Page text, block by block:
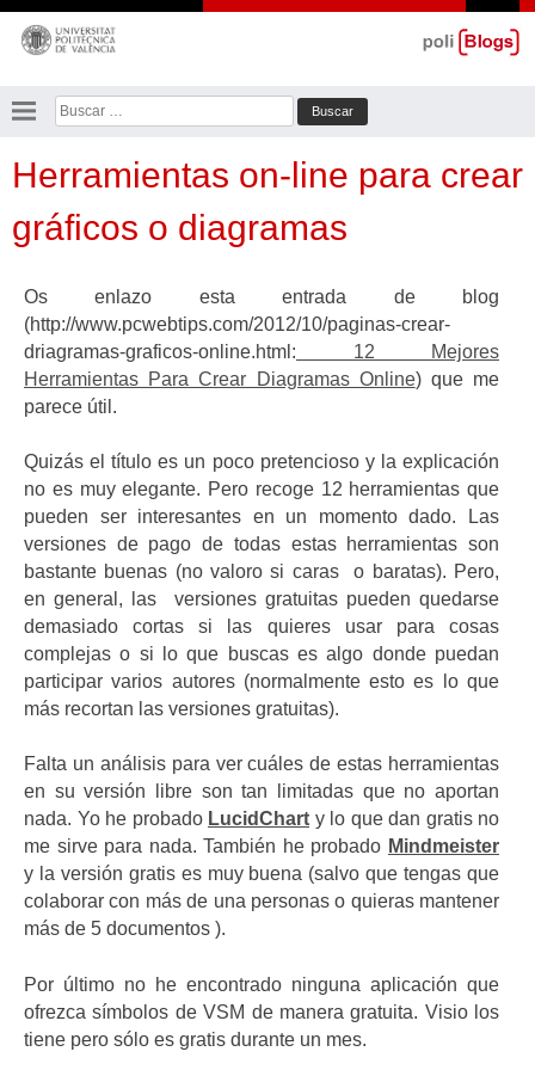
Saltar
contenido
Buscar:
Herramientas on-line para crear
gráficos o diagramas
Os enlazo esta entrada de blog
(http://www.pcwebtips.com/2012/10/paginas-crear-
driagramas-graficos-online.html: 12 Mejores
Herramientas Para Crear Diagramas Online) que me
parece útil.
Quizás el título es un poco pretencioso y la explicación
no es muy elegante. Pero recoge 12 herramientas que
pueden ser interesantes en un momento dado. Las
versiones de pago de todas estas herramientas son
bastante buenas (no valoro si caras o baratas). Pero,
en general, las versiones gratuitas pueden quedarse
demasiado cortas si las quieres usar para cosas
complejas o si lo que buscas es algo donde puedan
participar varios autores (normalmente esto es lo que
más recortan las versiones gratuitas).
Falta un análisis para ver cuáles de estas herramientas
en su versión libre son tan limitadas que no aportan
nada. Yo he probado LucidChart y lo que dan gratis no
me sirve para nada. También he probado Mindmeister
y la versión gratis es muy buena (salvo que tengas que
colaborar con más de una personas o quieras mantener
más de 5 documentos ).
Por último no he encontrado ninguna aplicación que
ofrezca símbolos de VSM de manera gratuita. Visio los
tiene pero sólo es gratis durante un mes.